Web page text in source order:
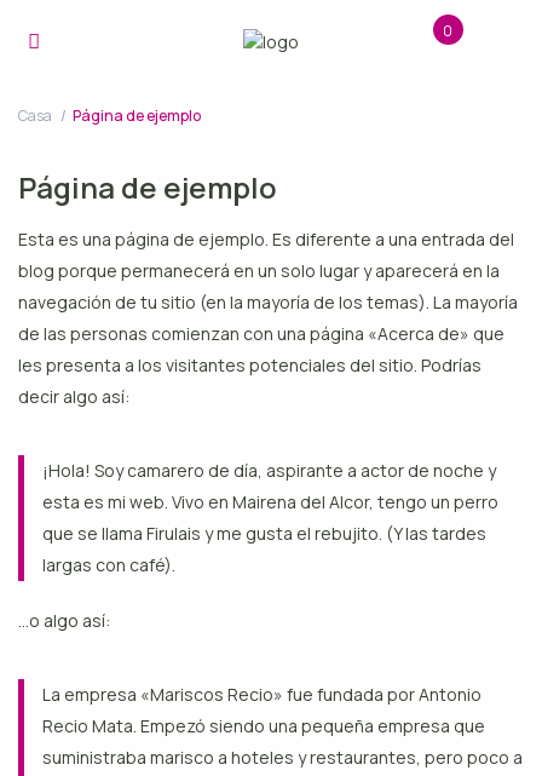
0
Casa Página de ejemplo
Página de ejemplo
Esta es una página de ejemplo. Es diferente a una entrada del
blog porque permanecerá en un solo lugar y aparecerá en la
navegación de tu sitio (en la mayoría de los temas). La mayoría
de las personas comienzan con una página «Acerca de» que
les presenta a los visitantes potenciales del sitio. Podrías
decir algo así:
¡Hola! Soy camarero de día, aspirante a actor de noche y
esta es mi web. Vivo en Mairena del Alcor, tengo un perro
que se llama Firulais y me gusta el rebujito. (Y las tardes
largas con café).
…o algo así:
La empresa «Mariscos Recio» fue fundada por Antonio
Recio Mata. Empezó siendo una pequeña empresa que
suministraba marisco a hoteles y restaurantes, pero poco a